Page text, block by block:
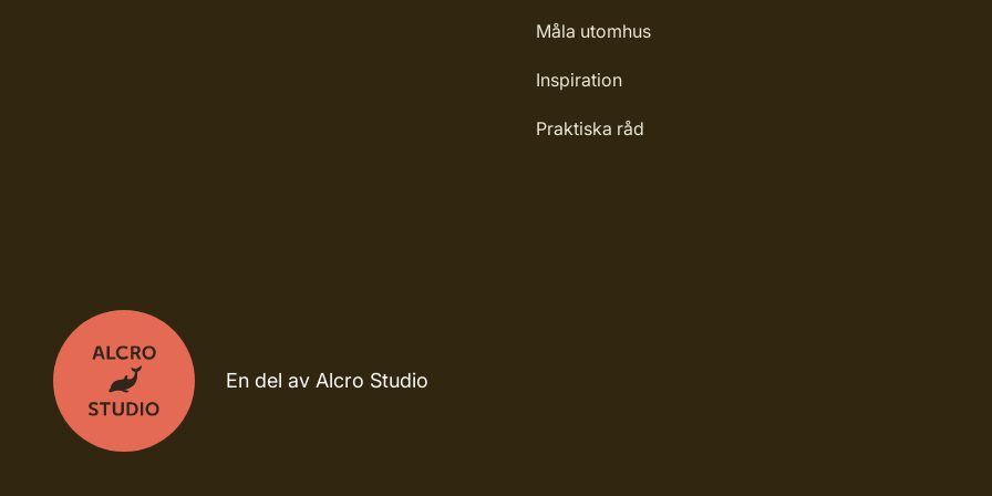
Måla utomhus
Inspiration
Praktiska råd
En del av Alcro Studio